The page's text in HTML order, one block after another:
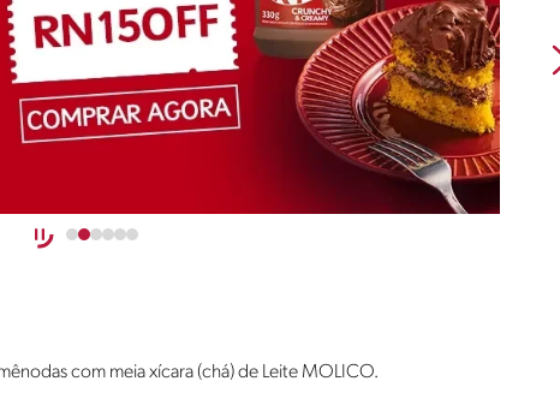
com meia xícara (chá) de Leite MOLICO.